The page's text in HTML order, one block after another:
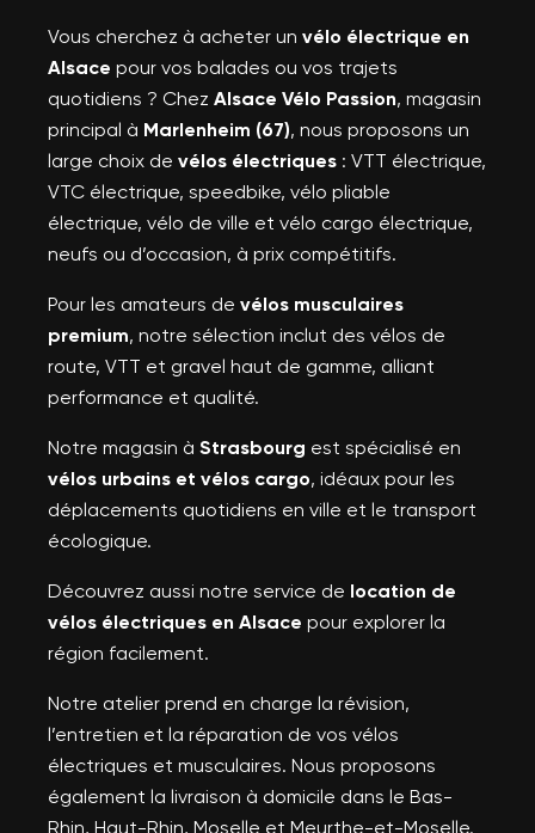
Vous cherchez à acheter un vélo électrique en
Alsace pour vos balades ou vos trajets
quotidiens ? Chez Alsace Vélo Passion, magasin
principal à Marlenheim (67), nous proposons un
large choix de vélos électriques : VTT électrique,
VTC électrique, speedbike, vélo pliable
électrique, vélo de ville et vélo cargo électrique,
neufs ou d’occasion, à prix compétitifs.
Pour les amateurs de vélos musculaires
premium, notre sélection inclut des vélos de
route, VTT et gravel haut de gamme, alliant
performance et qualité.
Notre magasin à Strasbourg est spécialisé en
vélos urbains et vélos cargo, idéaux pour les
déplacements quotidiens en ville et le transport
écologique.
Découvrez aussi notre service de location de
vélos électriques en Alsace pour explorer la
région facilement.
Notre atelier prend en charge la révision,
l’entretien et la réparation de vos vélos
électriques et musculaires. Nous proposons
également la livraison à domicile dans le Bas-
Rhin, Haut-Rhin, Moselle et Meurthe-et-Moselle.